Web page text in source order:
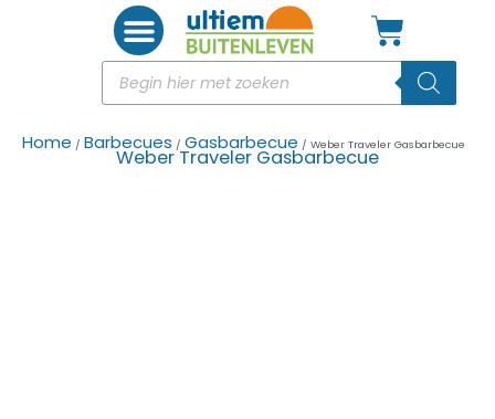
Home / Barbecues / Gasbarbecue / Weber Traveler Gasbarbecue
Weber Traveler Gasbarbecue